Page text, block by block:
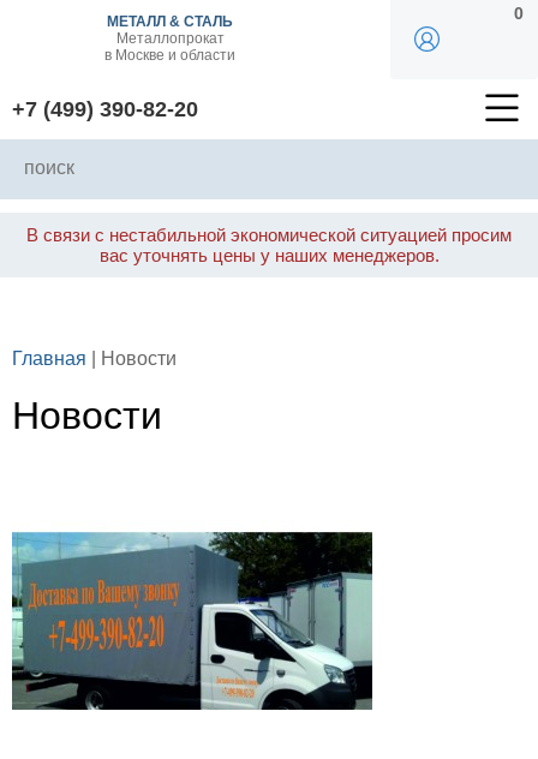
МЕТАЛЛ & СТАЛЬ
Металлопрокат
в Москве и области
+7 (499) 390-82-20
0
В связи с нестабильной экономической ситуацией просим
вас уточнять цены у наших менеджеров.
Главная | Новости
Новости